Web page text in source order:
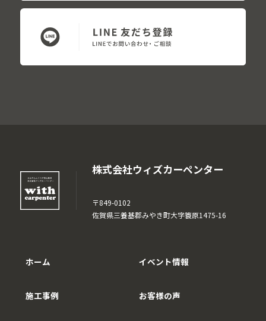
株式会社ウィズカーペンター
〒849-0102
佐賀県三養基郡みやき町大字簑原1475-16
ホーム
施工事例
イベント情報
お客様の声